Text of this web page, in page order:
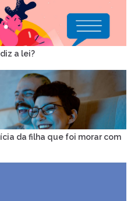
a lei?
da filha que foi morar com